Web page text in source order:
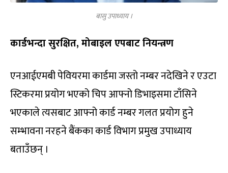
बासु उपाध्याय ।
कार्डभन्दा सुरक्षित, मोबाइल एपबाट नियन्त्रण
एनआईएमबी पेवियरमा कार्डमा जस्तो नम्बर नदेखिने र एउटा
स्टिकरमा प्रयोग भएको चिप आफ्नो डिभाइसमा टाँसिने
भएकाले त्यसबाट आफ्नो कार्ड नम्बर गलत प्रयोग हुने
सम्भावना नरहने बैंकका कार्ड विभाग प्रमुख उपाध्याय
बताउँछन् ।